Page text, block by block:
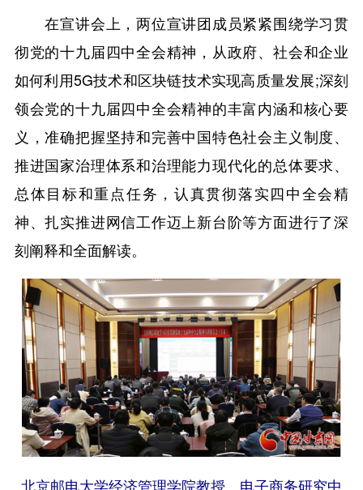
在宣讲会上，两位宣讲团成员紧紧围绕学习贯
彻党的十九届四中全会精神，从政府、社会和企业
如何利用5G技术和区块链技术实现高质量发展;深刻
领会党的十九届四中全会精神的丰富内涵和核心要
义，准确把握坚持和完善中国特色社会主义制度、
推进国家治理体系和治理能力现代化的总体要求、
总体目标和重点任务，认真贯彻落实四中全会精
神、扎实推进网信工作迈上新台阶等方面进行了深
刻阐释和全面解读。
北京邮电大学经济管理学院教授、电子商务研究中